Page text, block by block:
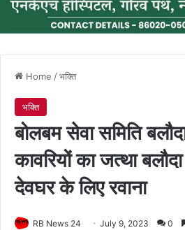
Home /भक्ति
भक्ति
बोलबम सेवा समिति
कावरियों का जत्था
देवघर के लिए रवाना
RB News 24 July 9, 2023 0